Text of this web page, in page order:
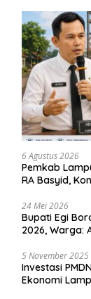
6 Agustus 2026
Pemkab
RA Basyid,
24 Mei 2026
Bupati Egi
2026, Warga:
5 November 2025
Investasi
Ekonomi